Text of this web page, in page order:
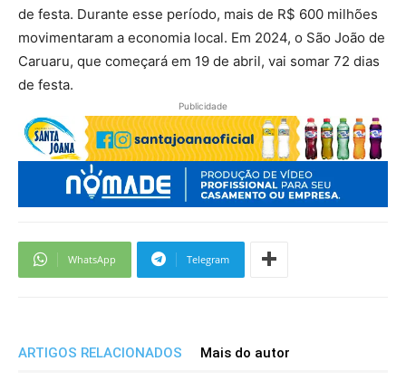
de festa. Durante esse período, mais de R$ 600 milhões
movimentaram a economia local. Em 2024, o São João de
Caruaru, que começará em 19 de abril, vai somar 72 dias
de festa.
Publicidade
WhatsApp Telegram
ARTIGOS RELACIONADOS Mais do autor